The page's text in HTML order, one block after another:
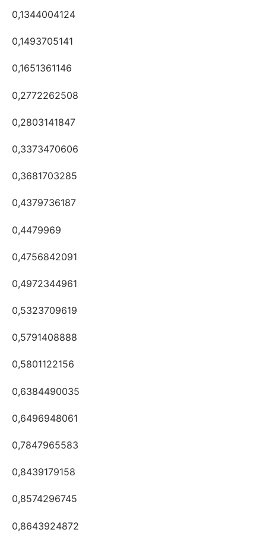
0,1344004124
0,1493705141
0,1651361146
0,2772262508
0,2803141847
0,3373470606
0,3681703285
0,4379736187
0,4479969
0,4756842091
0,4972344961
0,5323709619
0,5791408888
0,5801122156
0,6384490035
0,6496948061
0,7847965583
0,8439179158
0,8574296745
0,8643924872